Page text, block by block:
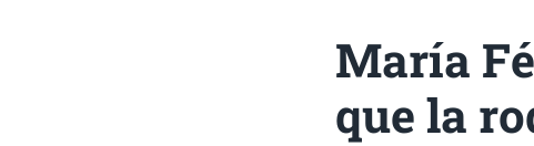
María
que la